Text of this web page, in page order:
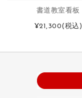
書道教室看板
¥21,300(税込)